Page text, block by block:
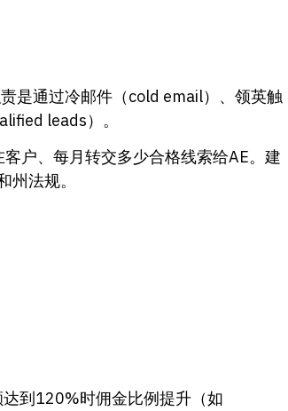
是通过冷邮件（cold email）、领英触
leads）。
户、每月转交多少合格线索给AE。建
州法规。
到120%时佣金比例提升（如